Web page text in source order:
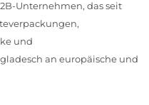
Unternehmen, das seit
und
an europäische und